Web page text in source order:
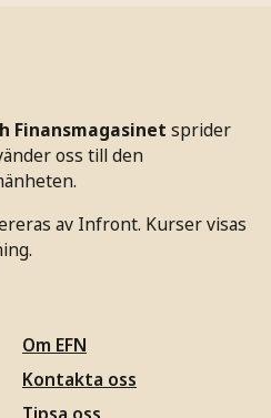
Finansmagasinet sprider
oss till den
av Infront. Kurser visas
Om EFN
Kontakta oss